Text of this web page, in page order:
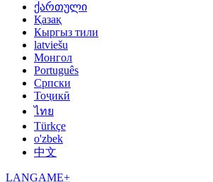
ქართული
Қазақ
Кыргыз тили
latviešu
Монгол
Português
Српски
Тоҷикӣ
ไทย
Türkçe
o'zbek
中文
LANGAME+